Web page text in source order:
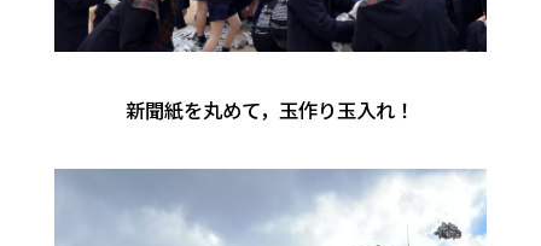
新聞紙を丸めて，玉作り玉入れ！